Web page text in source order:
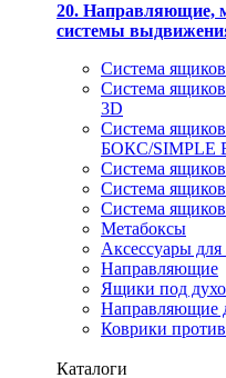
20. Направляющие,
системы
Система
Система
3D
Система
БОКС/SIMPLE
Система
Система
Система
Метабоксы
Аксессуары
Направляющие
Ящики под
Направляющие
Коврики
Каталоги